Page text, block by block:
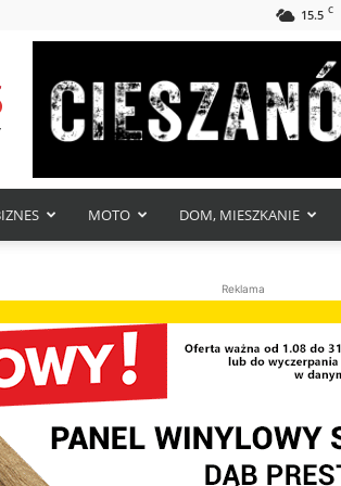
15.5 C
MOTO DOM, MIESZKANIE
Reklama